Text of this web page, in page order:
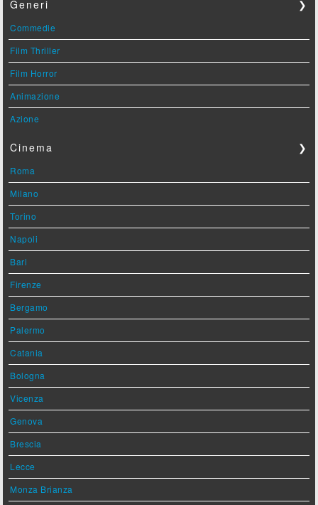
Generi ❯
Commedie
Film Thriller
Film Horror
Animazione
Azione
Cinema ❯
Roma
Milano
Torino
Napoli
Bari
Firenze
Bergamo
Palermo
Catania
Bologna
Vicenza
Genova
Brescia
Lecce
Monza Brianza